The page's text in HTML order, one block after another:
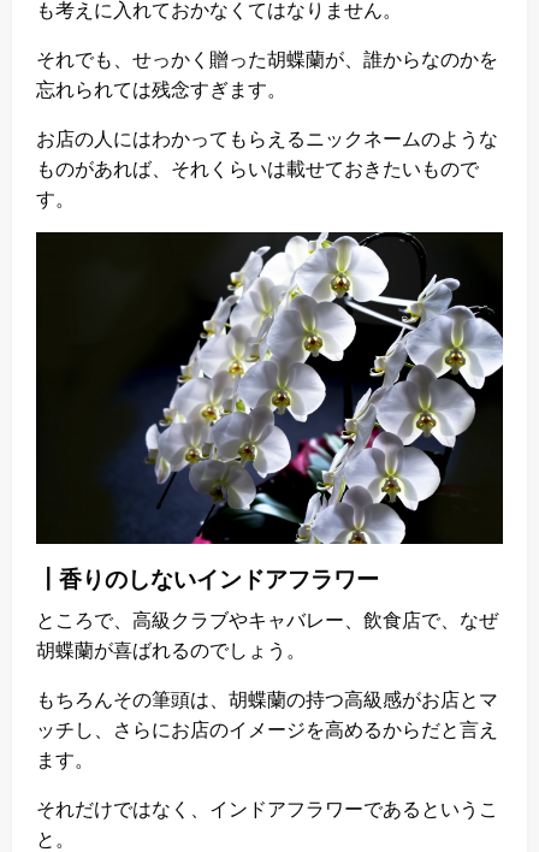
も考えに入れておかなくてはなりません。
それでも、せっかく贈った胡蝶蘭が、誰からなのかを
忘れられては残念すぎます。
お店の人にはわかってもらえるニックネームのような
ものがあれば、それくらいは載せておきたいもので
す。
┃香りのしないインドアフラワー
ところで、高級クラブやキャバレー、飲食店で、なぜ
胡蝶蘭が喜ばれるのでしょう。
もちろんその筆頭は、胡蝶蘭の持つ高級感がお店とマ
ッチし、さらにお店のイメージを高めるからだと言え
ます。
それだけではなく、インドアフラワーであるというこ
と。